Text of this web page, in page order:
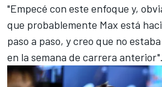
"Empecé con este enfoque y,
que probablemente Max está
paso a paso, y creo que no
en la semana de carrera anterior".